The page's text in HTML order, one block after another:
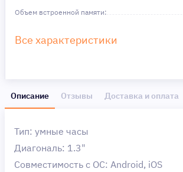
Объем встроенной памяти:
Все характеристики
Описание Отзывы Доставка и оплата
Тип: умные часы
Диагональ: 1.3"
Совместимость с ОС: Android, iOS